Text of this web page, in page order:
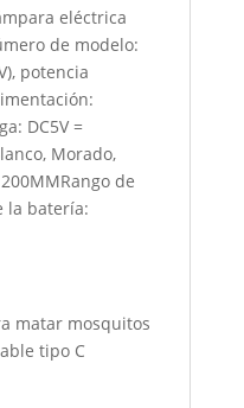
eléctrica
de modelo:
potencia
DC5V =
Morado,
Rango de
la batería:
matar mosquitos
tipo C